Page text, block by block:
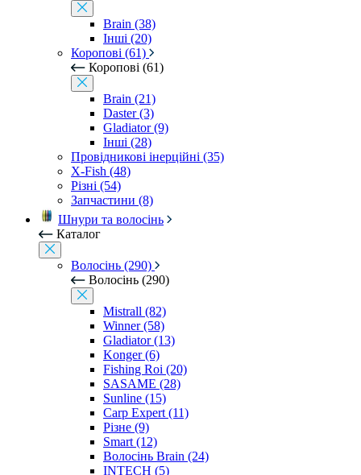
Brain (38)
Інші (20)
Коропові (61)
Коропові (61)
Brain (21)
Daster (3)
Gladiator (9)
Інші (28)
Провідникові інерційні (35)
X-Fish (48)
Різні (54)
Запчастини (8)
Шнури та волосінь
Каталог
Волосінь (290)
Волосінь (290)
Mistrall (82)
Winner (58)
Gladiator (13)
Konger (6)
Fishing Roi (20)
SASAME (28)
Sunline (15)
Carp Expert (11)
Різне (9)
Smart (12)
Волосінь Brain (24)
INTECH (5)